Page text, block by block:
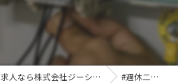
岡山県岡山市の電気工事の求人なら株式会社ジーシーデイ #週休二日制